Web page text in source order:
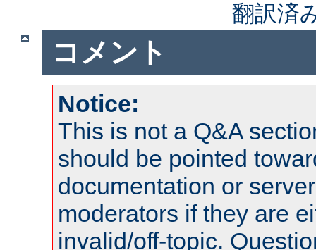
翻訳済
コメント
Notice:
This is not a Q&A
should be pointed
documentation or
moderators if they are
invalid/off-topic.